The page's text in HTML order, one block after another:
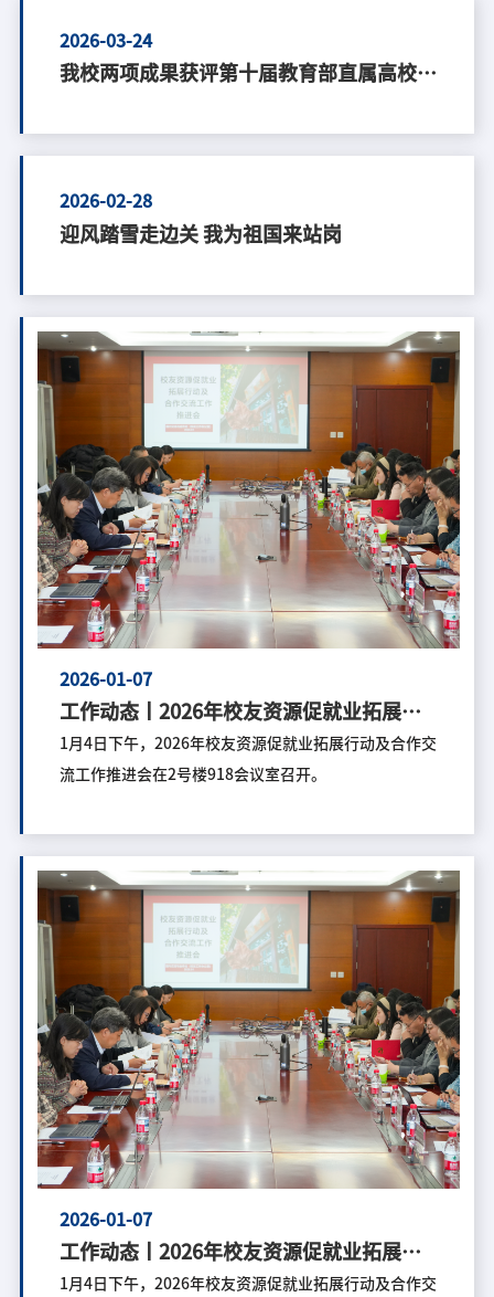
2026-03-24
我校两项成果获评第十届教育部直属高校精
2026-02-28
迎风踏雪走边关 我为祖国来站岗
2026-01-07
工作动态丨2026年校友资源促就业拓展行
动及合作交流工作推进会顺利召开
1月4日下午，2026年校友资源促就业拓展行动及合作交
流工作推进会在2号楼918会议室召开。
2026-01-07
工作动态丨2026年校友资源促就业拓展行
动及合作交流工作推进会顺利召开
1月4日下午，2026年校友资源促就业拓展行动及合作交